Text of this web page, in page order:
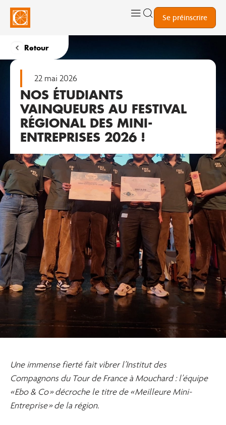
Se préinscrire
Retour
22 mai 2026
NOS ÉTUDIANTS
VAINQUEURS AU FESTIVAL
RÉGIONAL DES MINI-
ENTREPRISES 2026 !
Une immense fierté fait vibrer l’Institut des
Compagnons du Tour de France à Mouchard : l’équipe
« Ebo & Co » décroche le titre de « Meilleure Mini-
Entreprise » de la région.